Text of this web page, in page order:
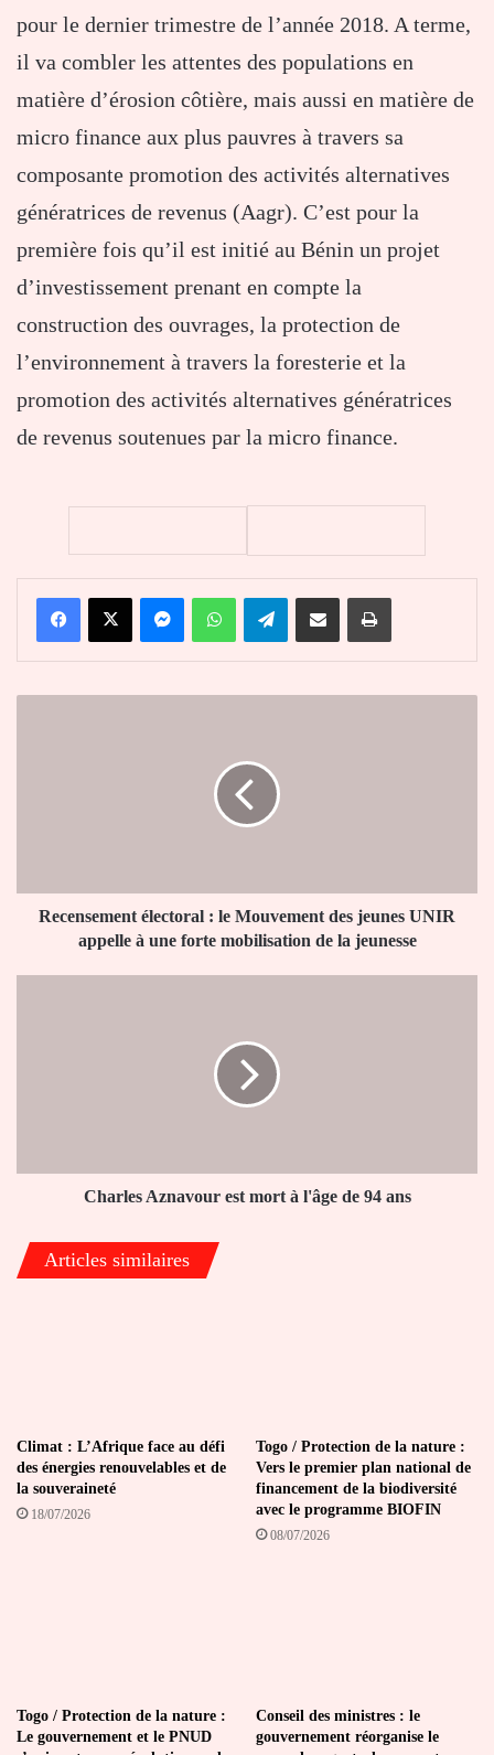
pour le dernier trimestre de l’année 2018. A terme,
il va combler les attentes des populations en
matière d’érosion côtière, mais aussi en matière de
micro finance aux plus pauvres à travers sa
composante promotion des activités alternatives
génératrices de revenus (Aagr). C’est pour la
première fois qu’il est initié au Bénin un projet
d’investissement prenant en compte la
construction des ouvrages, la protection de
l’environnement à travers la foresterie et la
promotion des activités alternatives génératrices
de revenus soutenues par la micro finance.
FacebookX MessengerWhatsAppTelegramPartager par email Imprimer
appelle
Recensement électoral : le Mouvement des jeunes UNIR
appelle à une forte mobilisation de la jeunesse
ans
Charles Aznavour est mort à l'âge de 94 ans
Articles similaires
Climat : L’Afrique face au défi
des énergies renouvelables et de
la souveraineté
18/07/2026
Togo / Protection de la nature :
Vers le premier plan national de
financement de la biodiversité
avec le programme BIOFIN
08/07/2026
Togo / Protection de la nature :
Le gouvernement et le PNUD
Conseil des ministres : le
gouvernement réorganise le